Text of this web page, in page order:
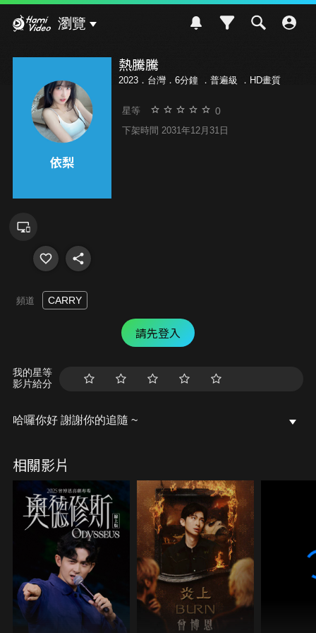
瀏覽
熱騰騰
2023．台灣．6分鐘 ． 普遍級 ．HD畫質
星等 0
下架時間 2031年12月31日
頻道 CARRY
請先登入
我的星等
影片給分
哈囉你好 謝謝你的追隨 ~
相關影片